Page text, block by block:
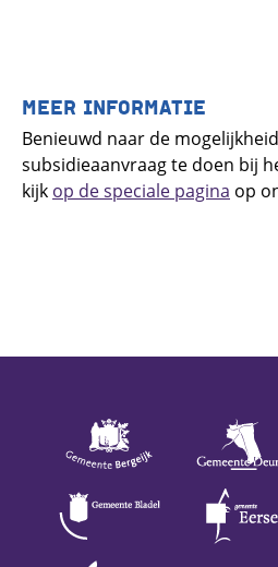
MEER INFORMATIE
Benieuwd naar de
subsidieaanvraag te doen bij
kijk op de speciale pagina op